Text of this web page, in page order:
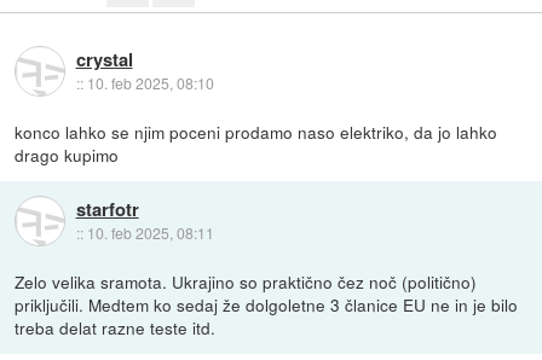
crystal
:: 10. feb 2025, 08:10
konco lahko se njim poceni prodamo naso elektriko, da jo lahko
drago kupimo
starfotr
:: 10. feb 2025, 08:11
Zelo velika sramota. Ukrajino so praktično čez noč (politično)
priključili. Medtem ko sedaj že dolgoletne 3 članice EU ne in je bilo
treba delat razne teste itd.